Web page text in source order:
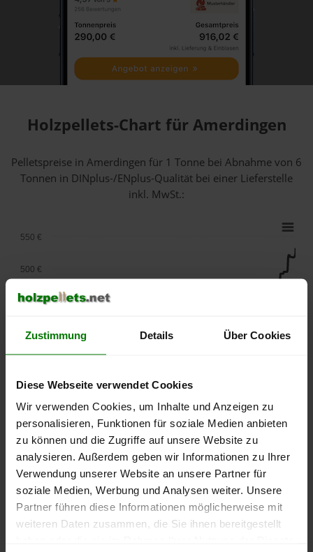
Zustimmung Details Über Cookies
Diese Webseite verwendet Cookies
Wir verwenden Cookies, um Inhalte und Anzeigen zu
personalisieren, Funktionen für soziale Medien anbieten
zu können und die Zugriffe auf unsere Website zu
analysieren. Außerdem geben wir Informationen zu Ihrer
Verwendung unserer Website an unsere Partner für
soziale Medien, Werbung und Analysen weiter. Unsere
Partner führen diese Informationen möglicherweise mit
weiteren Daten zusammen, die Sie ihnen bereitgestellt
Holzpellets-Chart für Amerdingen
Pelletspreise in Amerdingen für 1 Tonne bei Abnahmevon 6
Tonnen in DINplus-/ENplus-Qualität bei einer Lieferstelle
inkl. MwSt.:
lose Ware Sackware
September
Januar
Mai
250 €
400 €
450 €
500 €
550 €
Die aktuelle Preisentwicklung für Holzpellets in Deutschland
können Sie jederzeit auf unsererPelletspreise-Seite
nachvollziehen.